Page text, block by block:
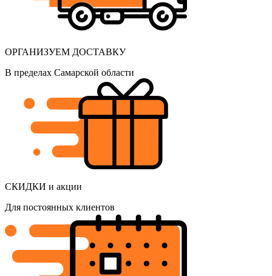
ОРГАНИЗУЕМ ДОСТАВКУ
В пределах Самарской области
СКИДКИ и акции
Для постоянных клиентов